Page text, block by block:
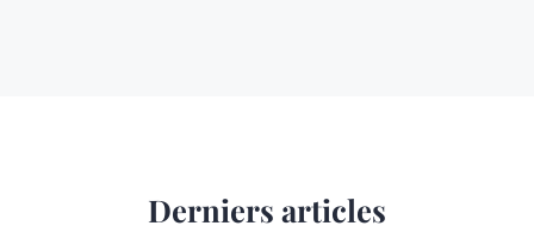
Derniers articles